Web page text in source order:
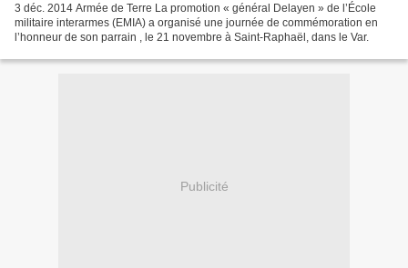
3 déc. 2014 Armée de Terre La promotion « général Delayen » de l’École
militaire interarmes (EMIA) a organisé une journée de commémoration en
l’honneur de son parrain , le 21 novembre à Saint-Raphaël, dans le Var.
Publicité